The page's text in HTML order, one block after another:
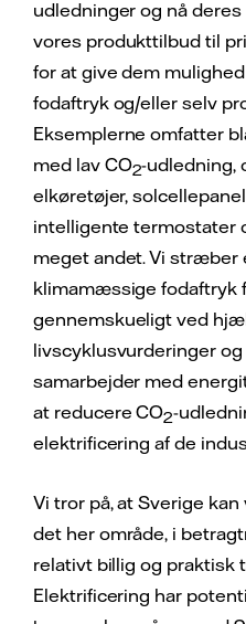
udledninger og nå
vores produkttilbud til
for at give dem
fodaftryk og/eller selv
Eksemplerne omfatter
med lav CO2-udledning,
elkøretøjer,
intelligente termostater
meget andet. Vi stræber
klimamæssige fodaftryk
gennemskueligt ved
livscyklusvurderinger
samarbejder med
at reducere CO2-
elektrificering af de
Vi tror på, at Sverige
det her område, i
relativt billig og praktisk
Elektrificering har